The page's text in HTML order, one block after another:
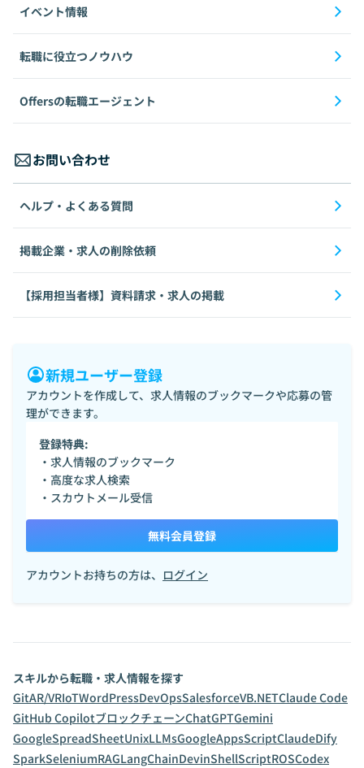
イベント情報
転職に役立つノウハウ
Offersの転職エージェント
お問い合わせ
ヘルプ・よくある質問
掲載企業・求人の削除依頼
【採用担当者様】資料請求・求人の掲載
新規ユーザー登録
アカウントを作成して、求人情報のブックマークや応募の管
理ができます。
登録特典:
・求人情報のブックマーク
・高度な求人検索
・スカウトメール受信
無料会員登録
アカウントお持ちの方は、 ログイン
スキルから転職・求人情報を探す
GitAR/VRIoTWordPressDevOpsSalesforceVB.NETClaude Code
GitHub CopilotブロックチェーンChatGPTGemini
GoogleSpreadSheetUnixLLMsGoogleAppsScriptClaudeDify
SparkSeleniumRAGLangChainDevinShellScriptROSCodex